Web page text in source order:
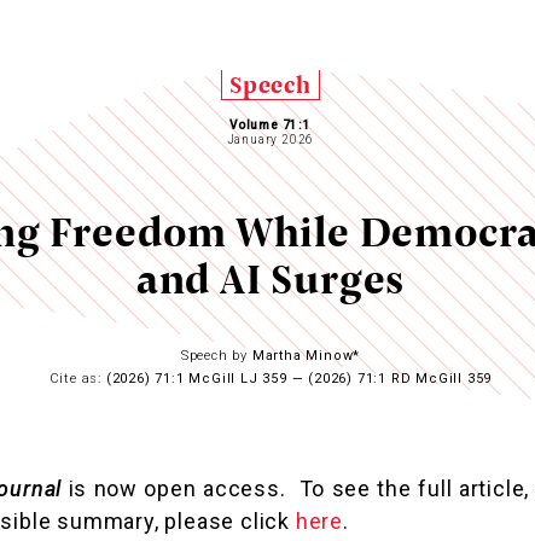
Speech
Volume 71:1
January 2026
Freedom While
and AI Surges
Speech by Martha Minow*
Cite as: (2026) 71:1 McGill LJ 359 — (2026) 71:1 RD McGill 359
is now open access. To see the full
summary, please click here.